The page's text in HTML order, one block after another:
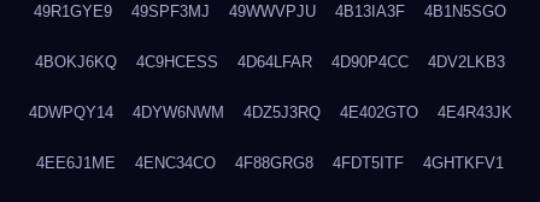
49R1GYE9 49SPF3MJ 49WWVPJU 4B13IA3F 4B1N5SGO
4BOKJ6KQ 4C9HCESS 4D64LFAR 4D90P4CC 4DV2LKB3
4DWPQY14 4DYW6NWM 4DZ5J3RQ 4E402GTO 4E4R43JK
4EE6J1ME 4ENC34CO 4F88GRG8 4FDT5ITF 4GHTKFV1